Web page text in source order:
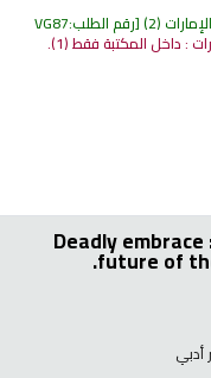
(2) رقم الطلب:VG87
: داخل المكتبة فقط(1).
Deadly
future of
أدبي